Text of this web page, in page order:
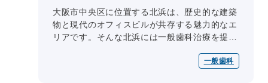
大阪市中央区に位置する北浜は、歴史的な建築
物と現代のオフィスビルが共存する魅力的なエ
リアです。そんな北浜には一般歯科治療を提供
一般歯科